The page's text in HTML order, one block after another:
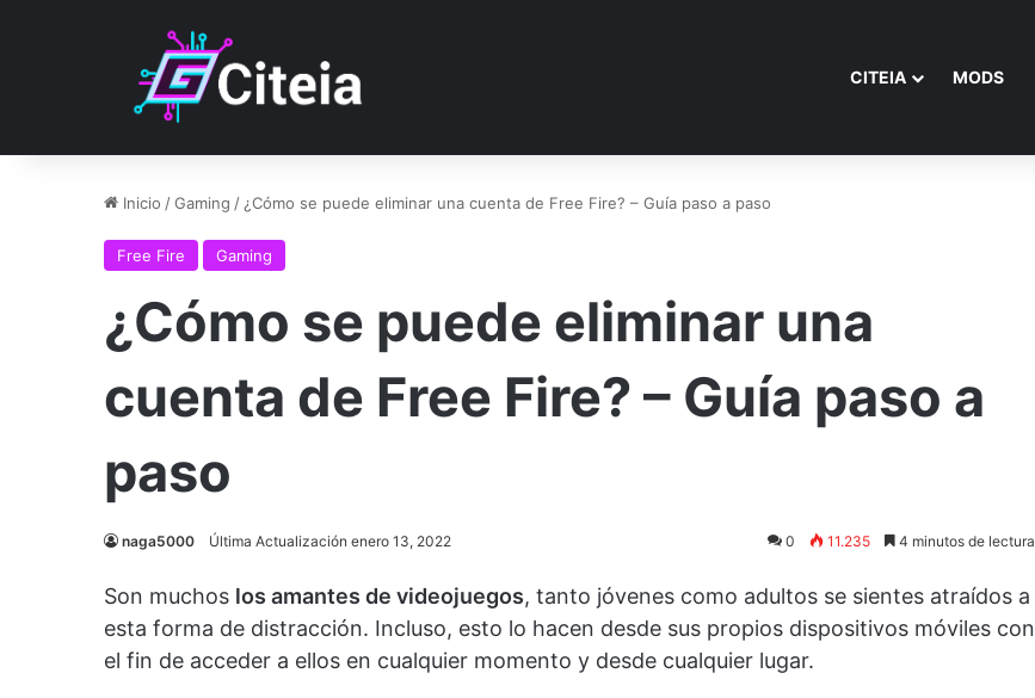
CITEIA MODS
Inicio /Gaming / ¿Cómo se puede eliminar una cuenta de Free Fire? – Guía paso a paso
Free Fire Gaming
¿Cómo se puede eliminar una
cuenta de Free Fire? – Guía paso a
paso
naga5000 Última Actualización enero 13, 2022 0 11.235 4 minutos de lectura
Son muchos los amantes de videojuegos, tanto jóvenes como adultos se sientes atraídos a
esta forma de distracción. Incluso, esto lo hacen desde sus propios dispositivos móviles con
el fin de acceder a ellos en cualquier momento y desde cualquier lugar.